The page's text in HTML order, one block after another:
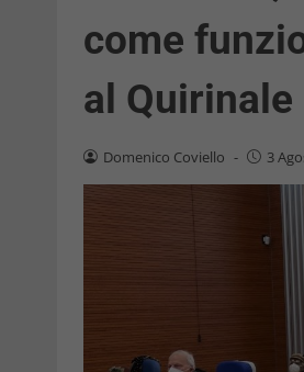
come
al Quirinale
Domenico Coviello - 3